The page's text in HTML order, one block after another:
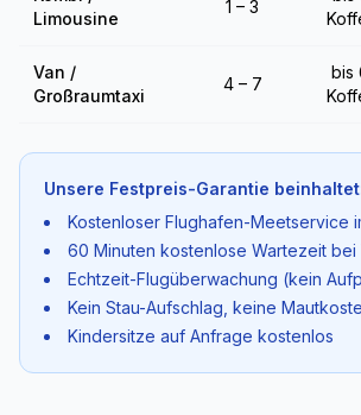
Limousine
1 – 3
Van /
Großraumtaxi
4 – 7
bis
Unsere Festpreis-Garantie
Kostenloser Flughafen-Meetservice
60 Minuten kostenlose Wartezeit bei
Echtzeit-Flugüberwachung (kein
Kein Stau-Aufschlag, keine
Kindersitze auf Anfrage kostenlos